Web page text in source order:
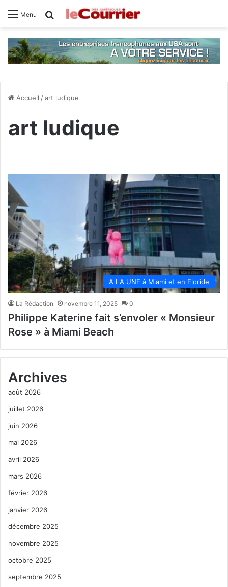
Menu Rechercher
Accueil /art ludique
art ludique
A LA UNE à Miami et en Floride
La Rédaction novembre 11, 2025 0
Philippe Katerine fait s’envoler « Monsieur
Rose » à Miami Beach
Archives
août 2026
juillet 2026
juin 2026
mai 2026
avril 2026
mars 2026
février 2026
janvier 2026
décembre 2025
novembre 2025
octobre 2025
septembre 2025